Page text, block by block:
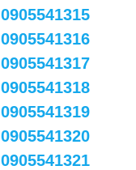
0905541315
0905541316
0905541317
0905541318
0905541319
0905541320
0905541321